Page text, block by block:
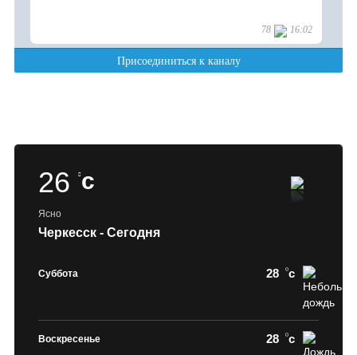
26 c
Ясно
Черкесск - Сегодня
Суббота 28 c
Воскресенье 28 c